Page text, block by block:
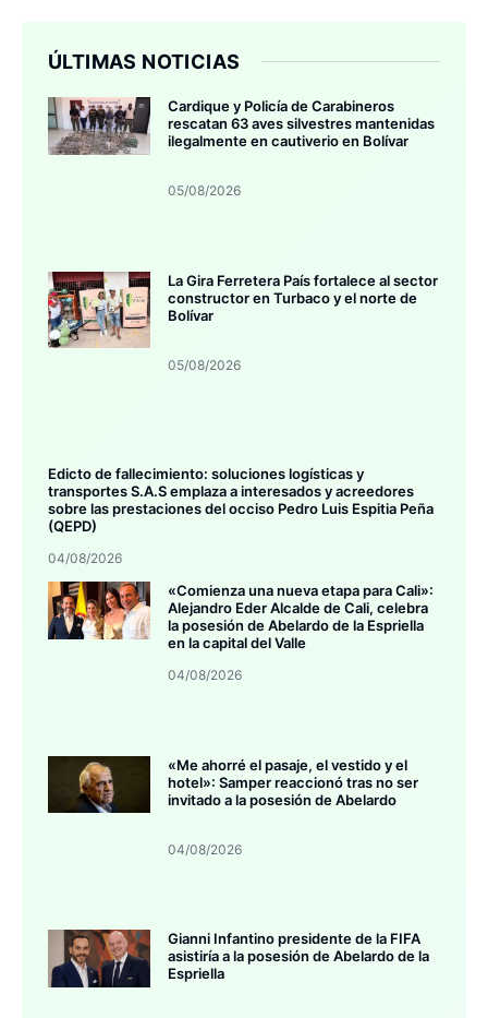
ÚLTIMAS NOTICIAS
Cardique y Policía de Carabineros
rescatan 63 aves silvestres mantenidas
ilegalmente en cautiverio en Bolívar
05/08/2026
La Gira Ferretera País fortalece al sector
constructor en Turbaco y el norte de
Bolívar
05/08/2026
Edicto de fallecimiento: soluciones logísticas y
transportes S.A.S emplaza a interesados y acreedores
sobre las prestaciones del occiso Pedro Luis Espitia Peña
(QEPD)
04/08/2026
«Comienza una nueva etapa para Cali»:
Alejandro Eder Alcalde de Cali, celebra
la posesión de Abelardo de la Espriella
en la capital del Valle
04/08/2026
«Me ahorré el pasaje, el vestido y el
hotel»: Samper reaccionó tras no ser
invitado a la posesión de Abelardo
04/08/2026
Gianni Infantino presidente de la FIFA
asistiría a la posesión de Abelardo de la
Espriella